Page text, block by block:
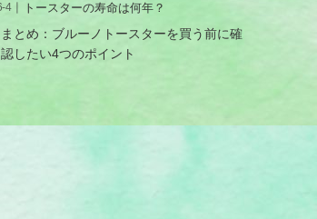
トースターの寿命は何年？
まとめ：ブルーノトースターを買う前に確
認したい4つのポイント